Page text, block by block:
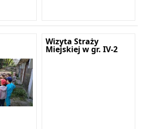
Wizyta Straży
Miejskiej w gr. IV-2